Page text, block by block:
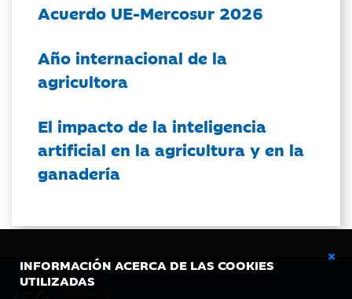
INFORMACIÓN ACERCA DE LAS COOKIES
UTILIZADAS
Acuerdo UE-Mercosur 2026
Año internacional de la
agricultora
El impacto de la inteligencia
artificial en la agricultura y en la
ganadería